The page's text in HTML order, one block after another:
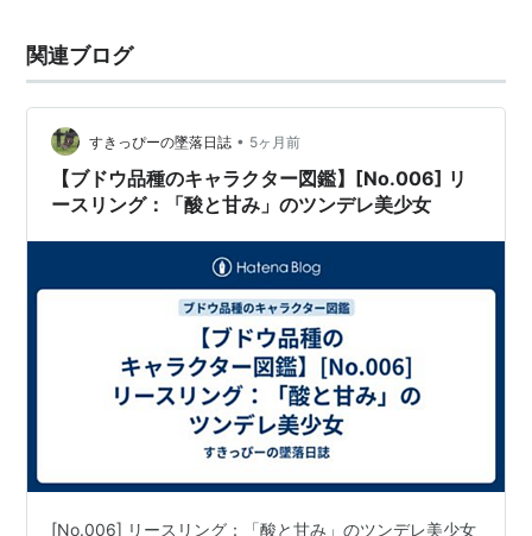
関連ブログ
すきっぴーの墜落日誌 • 5ヶ月前
【ブドウ品種のキャラクター図鑑】[No.006] リ
ースリング：「酸と甘み」のツンデレ美少女
[No.006] リースリング：「酸と甘み」のツンデレ美少女